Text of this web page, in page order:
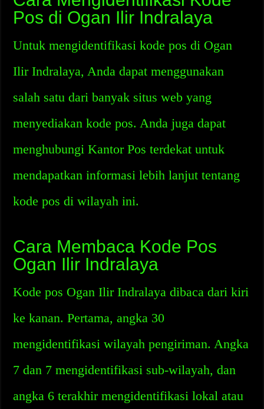
Pos di Ogan Ilir Indralaya
Untuk mengidentifikasi kode pos di Ogan
Ilir Indralaya, Anda dapat menggunakan
salah satu dari banyak situs web yang
menyediakan kode pos. Anda juga dapat
menghubungi Kantor Pos terdekat untuk
mendapatkan informasi lebih lanjut tentang
kode pos di wilayah ini.
Cara Membaca Kode Pos
Ogan Ilir Indralaya
Kode pos Ogan Ilir Indralaya dibaca dari kiri
ke kanan. Pertama, angka 30
mengidentifikasi wilayah pengiriman. Angka
7 dan 7 mengidentifikasi sub-wilayah, dan
angka 6 terakhir mengidentifikasi lokal atau